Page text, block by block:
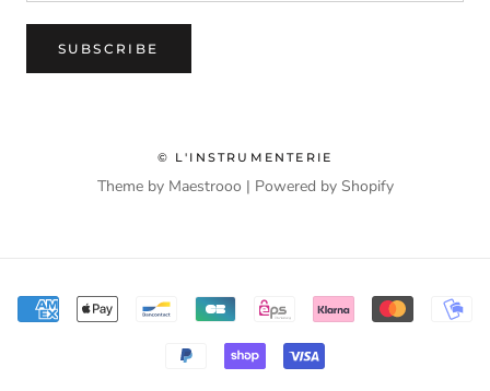
SUBSCRIBE
© L'INSTRUMENTERIE
Theme by Maestrooo | Powered by Shopify